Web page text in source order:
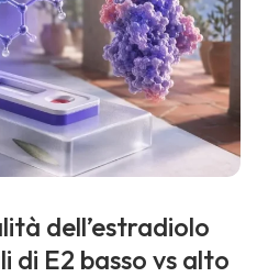
dell’estradiolo
di E2 basso vs alto